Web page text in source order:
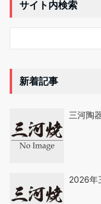
サイト内検索
新着記事
三河陶
2026年